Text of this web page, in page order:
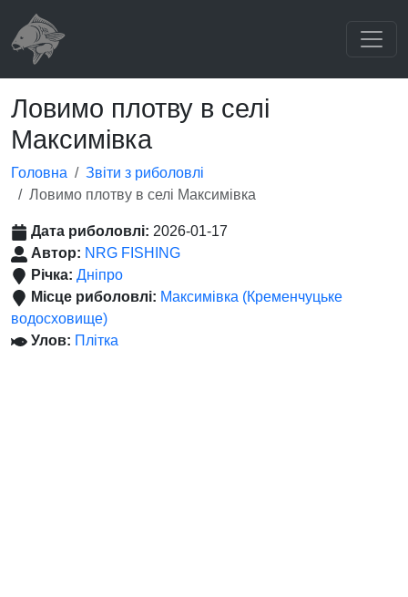
Ловимо плотву в селі
Максимівка
Головна
Звіти з риболовлі
Ловимо плотву в селі Максимівка
Дата риболовлі: 2026-01-17
Автор: NRG FISHING
Річка: Дніпро
Місце риболовлі: Максимівка (Кременчуцьке
водосховище)
Улов: Плітка